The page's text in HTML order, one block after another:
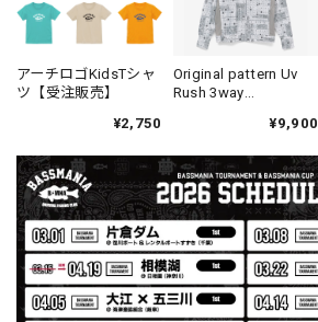
Daeun / BlackSilver
2026/07/31
MIR届きました。発送まで迅速に対応し
ざいました。
ブラック L
2026/07/30
発送も早く着心地最高！！！！ セット
えば良かった！！
アーチロゴKidsTシャ
ツ【受注販売】
¥2,750
Original pattern Uv
Rush 3way
White］［LIMITED］
¥9,900